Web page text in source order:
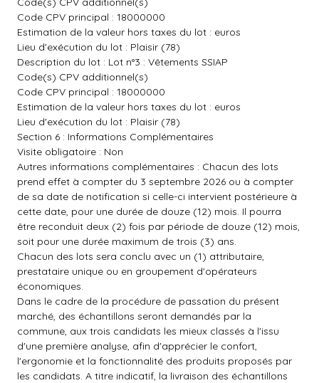
Code CPV principal : 18000000
Estimation de la valeur hors taxes du lot : euros
Lieu d'exécution du lot : Plaisir (78)
Description du lot : Lot n°3 : Vêtements SSIAP
Code(s) CPV additionnel(s)
Code CPV principal : 18000000
Estimation de la valeur hors taxes du lot : euros
Lieu d'exécution du lot : Plaisir (78)
Section 6 : Informations Complémentaires
Visite obligatoire : Non
Autres informations complémentaires : Chacun des lots
prend effet à compter du 3 septembre 2026 ou à compter
de sa date de notification si celle-ci intervient postérieure à
cette date, pour une durée de douze (12) mois. Il pourra
être reconduit deux (2) fois par période de douze (12) mois,
soit pour une durée maximum de trois (3) ans.
Chacun des lots sera conclu avec un (1) attributaire,
prestataire unique ou en groupement d'opérateurs
économiques.
Dans le cadre de la procédure de passation du présent
marché, des échantillons seront demandés par la
commune, aux trois candidats les mieux classés à l'issu
d'une première analyse, afin d'apprécier le confort,
l'ergonomie et la fonctionnalité des produits proposés par
les candidats. A titre indicatif, la livraison des échantillons